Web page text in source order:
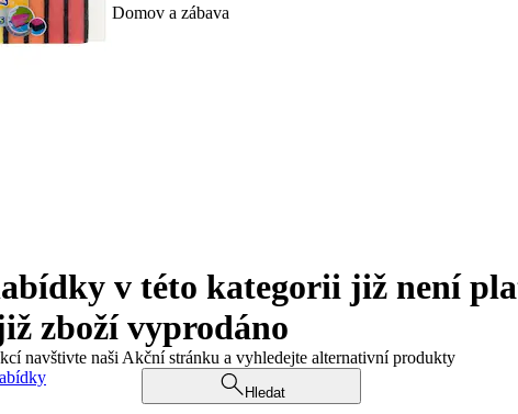
Domov a zábava
v této kategorii již není
zboží vyprodáno
navštivte naši Akční stránku a vyhledejte alternativní produkty
Hledat